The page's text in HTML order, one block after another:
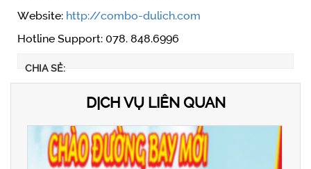
Website: http://combo-dulich.com
Hotline Support: 078. 848.6996
CHIA SẺ:
DỊCH VỤ LIÊN QUAN